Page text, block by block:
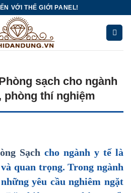
VỚI THẾ GIỚI PANEL!
sạch cho ngành
thí nghiệm
Sạch cho ngành y tế là
quan trọng. Trong ngành
yêu cầu nghiêm ngặt